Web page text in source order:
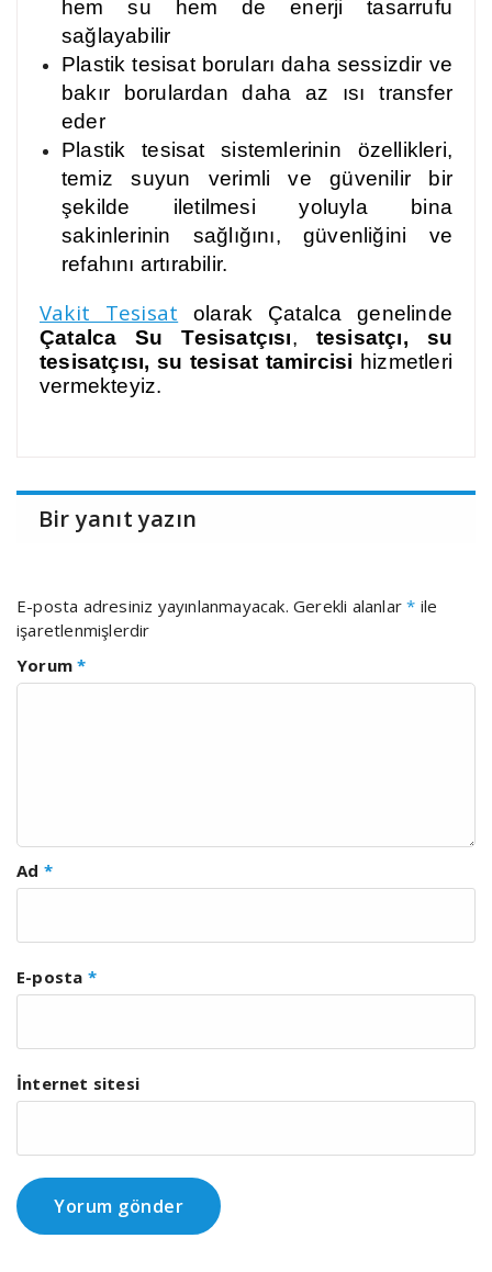
hem su hem de enerji tasarrufu
sağlayabilir
Plastik tesisat boruları daha sessizdir ve
bakır borulardan daha az ısı transfer
eder
Plastik tesisat sistemlerinin özellikleri,
temiz suyun verimli ve güvenilir bir
şekilde iletilmesi yoluyla bina
sakinlerinin sağlığını, güvenliğini ve
refahını artırabilir.
Vakit Tesisat olarak Çatalca genelinde
Çatalca Su Tesisatçısı, tesisatçı, su
tesisatçısı, su tesisat tamircisi hizmetleri
vermekteyiz.
Bir yanıt yazın
E-posta adresiniz yayınlanmayacak. Gerekli alanlar* ile
işaretlenmişlerdir
Yorum*
Ad *
E-posta *
İnternet sitesi